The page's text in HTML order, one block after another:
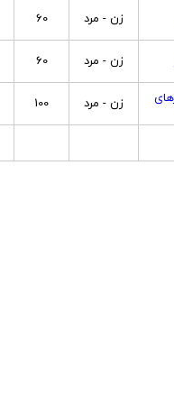
زن - مرد
60
زن - مرد
60
زن - مرد 100